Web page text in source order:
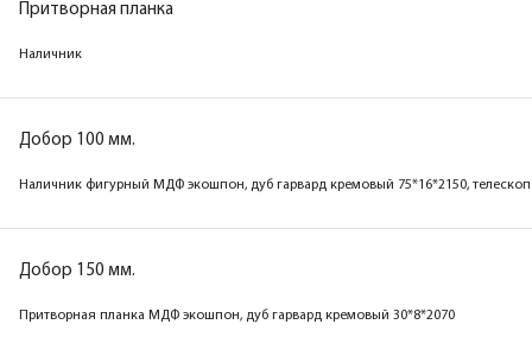
Притворная планка
Наличник
Добор 100 мм.
Наличник фигурный МДФ экошпон, дуб гарвард кремовый 75*16*2150, телескоп
Добор 150 мм.
Притворная планка МДФ экошпон, дуб гарвард кремовый 30*8*2070